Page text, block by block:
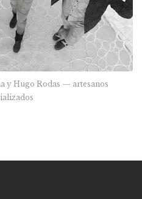
y Hugo Rodas — artesanos